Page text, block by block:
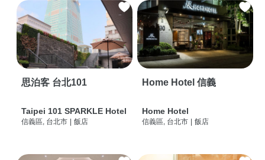
思泊客 台北101
Taipei 101 SPARKLE Hotel
信義區, 台北市 飯店
Home Hotel 信義
Home Hotel
信義區, 台北市 飯店